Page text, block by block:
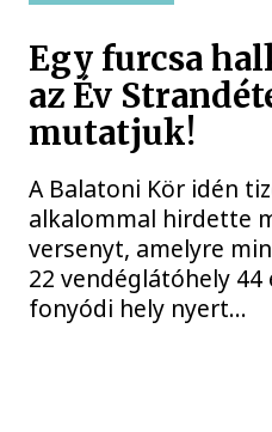
Egy furcsa
az Év
mutatjuk!
A Balatoni Kör idén
alkalommal hirdette
versenyt, amelyre
22 vendéglátóhely
fonyódi hely nyert...